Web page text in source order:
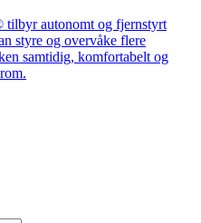
autonomt og fjernstyrt
styre og overvåke flere
samtidig, komfortabelt og